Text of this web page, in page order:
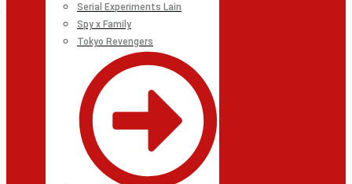
Serial Experiments Lain
Spy x Family
Tokyo Revengers